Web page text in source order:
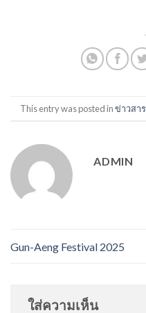
This entry was posted inข่าวสา
ADMIN
Gun-Aeng Festival 2025
ใส่ความเห็น